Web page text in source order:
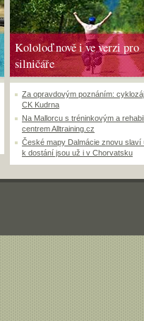
Kololoď nově i ve verzi pro
silničáře
Za opravdovým poznáním:
CK Kudrna
Na Mallorcu s tréninkovým a
centrem Alltraining.cz
České mapy Dalmácie znovu slaví
k dostání jsou už i v Chorvatsku